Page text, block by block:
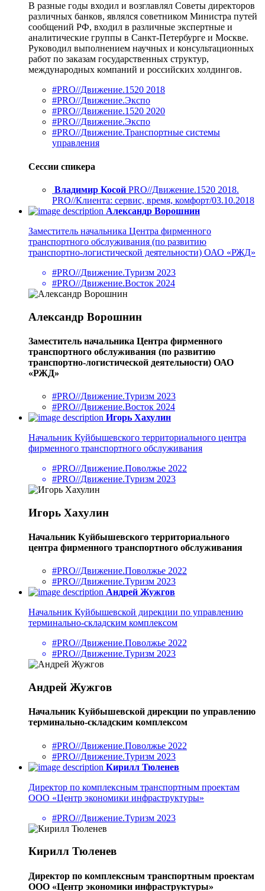
В разные годы входил и возглавлял Советы директоров
различных банков, являлся советником Министра путей
сообщений РФ, входил в различные экспертные и
аналитические группы в Санкт-Петербурге и Москве.
Руководил выполнением научных и консультационных
работ по заказам государственных структур,
международных компаний и российских холдингов.
#PRO//Движение.1520 2018
#PRO//Движение.Экспо
#PRO//Движение.1520 2020
#PRO//Движение.Экспо
#PRO//Движение.Транспортные системы
управления
Сессии спикера
Владимир Косой PRO//Движение.1520 2018.
PRO//Клиента: сервис, время, комфорт/03.10.2018
Александр Ворошнин
Заместитель начальника Центра фирменного
транспортного обслуживания (по развитию
транспортно-логистической деятельности) ОАО «РЖД»
#PRO//Движение.Туризм 2023
#PRO//Движение.Восток 2024
Александр Ворошнин
Заместитель начальника Центра фирменного
транспортного обслуживания (по развитию
транспортно-логистической деятельности) ОАО
«РЖД»
#PRO//Движение.Туризм 2023
#PRO//Движение.Восток 2024
Игорь Хахулин
Начальник Куйбышевского территориального центра
фирменного транспортного обслуживания
#PRO//Движение.Поволжье 2022
#PRO//Движение.Туризм 2023
Игорь Хахулин
Начальник Куйбышевского территориального
центра фирменного транспортного обслуживания
#PRO//Движение.Поволжье 2022
#PRO//Движение.Туризм 2023
Андрей Жужгов
Начальник Куйбышевской дирекции по управлению
терминально-складским комплексом
#PRO//Движение.Поволжье 2022
#PRO//Движение.Туризм 2023
Андрей Жужгов
Начальник Куйбышевской дирекции по управлению
терминально-складским комплексом
#PRO//Движение.Поволжье 2022
#PRO//Движение.Туризм 2023
Кирилл Тюленев
Директор по комплексным транспортным проектам
ООО «Центр экономики инфраструктуры»
#PRO//Движение.Туризм 2023
Кирилл Тюленев
Директор по комплексным транспортным проектам
ООО «Центр экономики инфраструктуры»